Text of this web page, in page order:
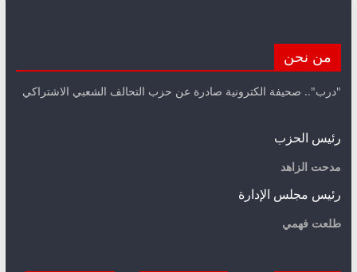
من نحن
"درب".. صحيفة الكترونية صادرة عن حزب التحالف الشعبي الاشتراكي
رئيس الحزب
مدحت الزاهد
رئيس مجلس الإدارة
طلعت فهمي